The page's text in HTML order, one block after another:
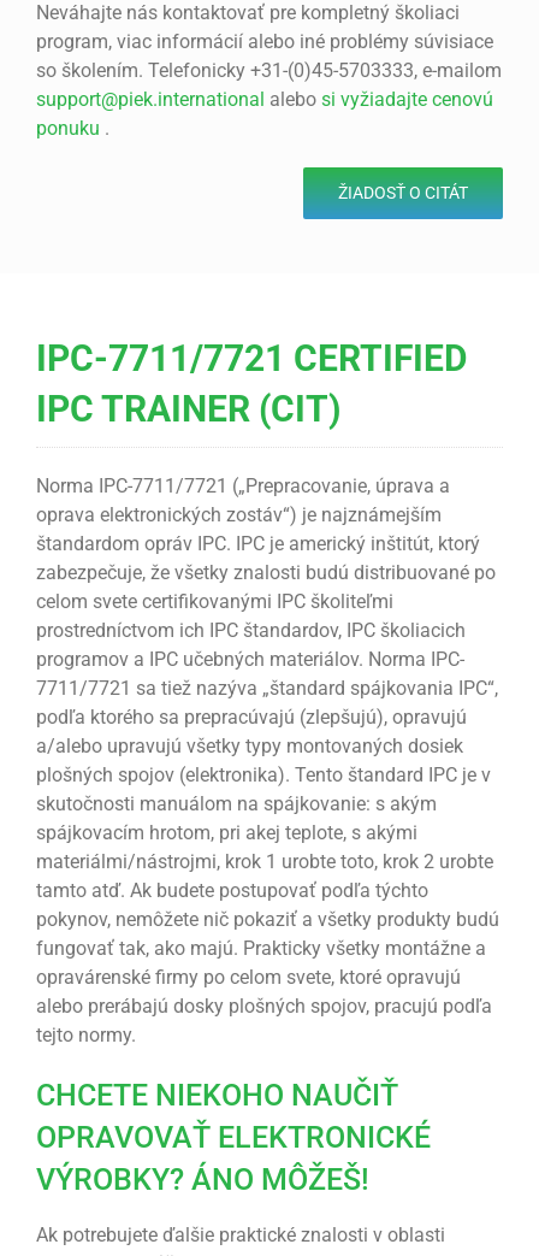
Neváhajte nás kontaktovať pre kompletný školiaci
program, viac informácií alebo iné problémy súvisiace
so školením. Telefonicky +31-(0)45-5703333, e-mailom
support@piek.international alebo si vyžiadajte cenovú
ponuku .
ŽIADOSŤ O CITÁT
IPC-7711/7721 CERTIFIED
IPC TRAINER (CIT)
Norma IPC-7711/7721 („Prepracovanie, úprava a
oprava elektronických zostáv“) je najznámejším
štandardom opráv IPC. IPC je americký inštitút, ktorý
zabezpečuje, že všetky znalosti budú distribuované po
celom svete certifikovanými IPC školiteľmi
prostredníctvom ich IPC štandardov, IPC školiacich
programov a IPC učebných materiálov. Norma IPC-
7711/7721 sa tiež nazýva „štandard spájkovania IPC“,
podľa ktorého sa prepracúvajú (zlepšujú), opravujú
a/alebo upravujú všetky typy montovaných dosiek
plošných spojov (elektronika). Tento štandard IPC je v
skutočnosti manuálom na spájkovanie: s akým
spájkovacím hrotom, pri akej teplote, s akými
materiálmi/nástrojmi, krok 1 urobte toto, krok 2 urobte
tamto atď. Ak budete postupovať podľa týchto
pokynov, nemôžete nič pokaziť a všetky produkty budú
fungovať tak, ako majú. Prakticky všetky montážne a
opravárenské firmy po celom svete, ktoré opravujú
alebo prerábajú dosky plošných spojov, pracujú podľa
tejto normy.
CHCETE NIEKOHO NAUČIŤ
OPRAVOVAŤ ELEKTRONICKÉ
VÝROBKY? ÁNO MÔŽEŠ!
Ak potrebujete ďalšie praktické znalosti v oblasti